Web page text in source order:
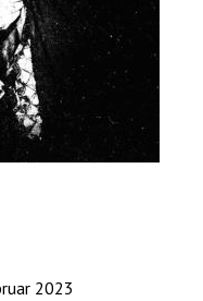
2023